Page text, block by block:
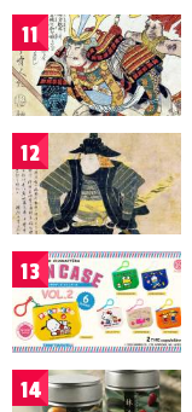
11
12
13
14